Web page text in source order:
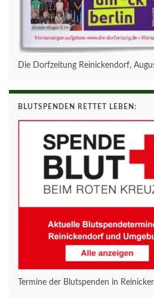
Die Dorfzeitung Reinickendorf,
BLUTSPENDEN RETTET LEBEN:
Termine der Blutspenden in